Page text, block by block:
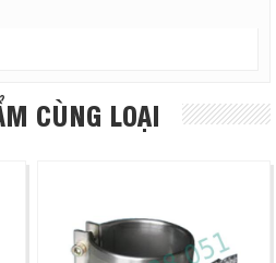
CÙNG LOẠI